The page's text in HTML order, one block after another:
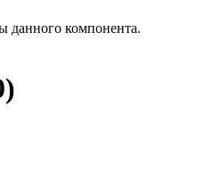
данного компонента.